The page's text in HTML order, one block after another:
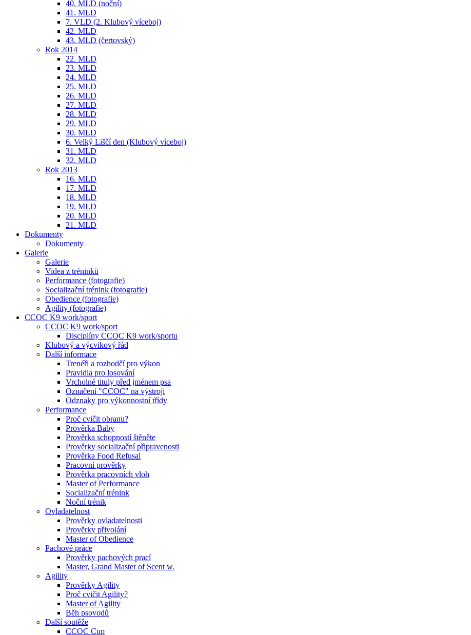
40. MLD (noční)
41. MLD
7. VLD (2. Klubový víceboj)
42. MLD
43. MLD (čertovský)
Rok 2014
22. MLD
23. MLD
24. MLD
25. MLD
26. MLD
27. MLD
28. MLD
29. MLD
30. MLD
6. Velký Liščí den (Klubový víceboj)
31. MLD
32. MLD
Rok 2013
16. MLD
17. MLD
18. MLD
19. MLD
20. MLD
21. MLD
Dokumenty
Dokumenty
Galerie
Galerie
Videa z tréninků
Performance (fotografie)
Socializační trénink (fotografie)
Obedience (fotografie)
Agility (fotografie)
CCOC K9 work/sport
CCOC K9 work/sport
Disciplíny CCOC K9 work/sportu
Klubový a výcvikový řád
Další informace
Trenéři a rozhodčí pro výkon
Pravidla pro losování
Vrcholné tituly před jménem psa
Označení "CCOC" na výstroji
Odznaky pro výkonnostní třídy
Performance
Proč cvičit obranu?
Prověrka Baby
Prověrka schopností štěněte
Prověrky socializační připravenosti
Prověrka Food Refusal
Pracovní prověrky
Prověrka pracovních vloh
Master of Performance
Socializační trénink
Noční trénik
Ovladatelnost
Prověrky ovladatelnosti
Prověrky přivolání
Master of Obedience
Pachové práce
Prověrky pachových prací
Master, Grand Master of Scent w.
Agility
Prověrky Agility
Proč cvičit Agility?
Master of Agility
Běh psovodů
Další soutěže
CCOC Cup